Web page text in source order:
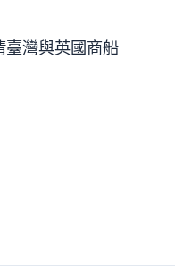
臺灣與英國商船